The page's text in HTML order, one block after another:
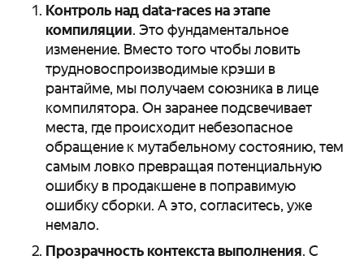
Контроль над data-races на этапе
компиляции. Это фундаментальное
изменение. Вместо того чтобы ловить
трудновоспроизводимые крэши в
рантайме, мы получаем союзника в лице
компилятора. Он заранее подсвечивает
места, где происходит небезопасное
обращение к мутабельному состоянию, тем
самым ловко превращая потенциальную
ошибку в продакшене в поправимую
ошибку сборки. А это, согласитесь, уже
немало.
Прозрачность контекста выполнения. С